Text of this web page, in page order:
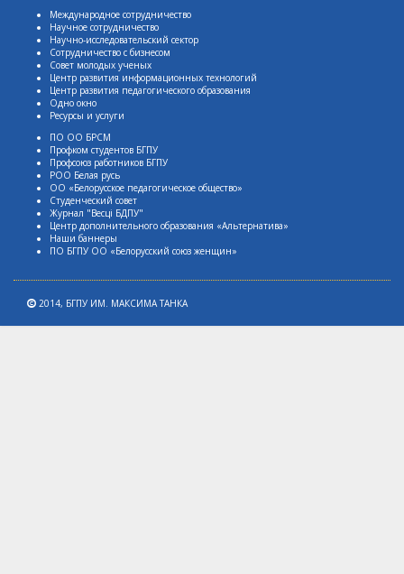
Международное сотрудничество
Научное сотрудничество
Научно-исследовательский сектор
Сотрудничество с бизнесом
Совет молодых ученых
Центр развития информационных технологий
Центр развития педагогического образования
Одно окно
Ресурсы и услуги
ПО ОО БРСМ
Профком студентов БГПУ
Профсоюз работников БГПУ
РОО Белая русь
ОО «Белорусское педагогическое общество»
Студенческий совет
Журнал "Весцi БДПУ"
Центр дополнительного образования «Альтернатива»
Наши баннеры
ПО БГПУ ОО «Белорусский союз женщин»
2014, БГПУ ИМ. МАКСИМА ТАНКА